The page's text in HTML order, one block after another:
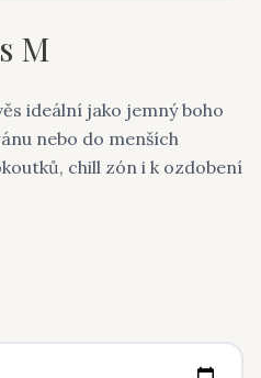
M
ideální jako jemný boho
nebo do menších
chill zón i k ozdobení